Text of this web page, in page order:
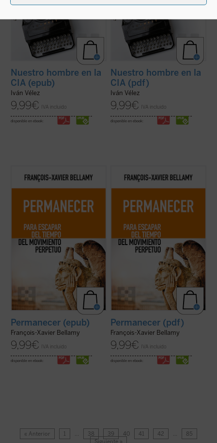
Nuestro hombre en la
CIA (epub)
Iván Vélez
9,99€ IVA incluido
disponible en ebook:
Nuestro hombre en la
CIA (pdf)
Iván Vélez
9,99€ IVA incluido
disponible en ebook:
Esta época se entrega a la velocidad, al
cambio, a hacer más y más, más y más
corriendo. Solo que correr también
significa ...(ver ficha)
Permanecer (epub)
François-Xavier Bellamy
9,99€ IVA incluido
disponible en ebook:
Esta época se entrega a la velocidad, al
cambio, a hacer más y más, más y más
corriendo. Solo que correr también
significa ...(ver ficha)
Permanecer (pdf)
François-Xavier Bellamy
9,99€ IVA incluido
disponible en ebook:
« Anterior 1 … 38 39 40 41 42 …
85
Siguiente »